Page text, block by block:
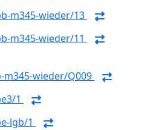
m345-wieder/13
m345-wieder/11
m345-wieder/Q009
1
lgb/1